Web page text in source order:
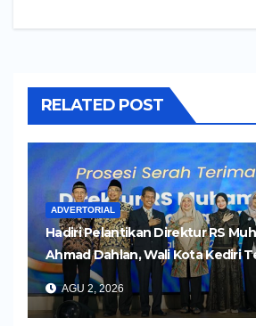
RELATED POST
ADVERTORIAL
Hadiri Pelantikan Direktur RS
Ahmad Dahlan, Wali Kota Kediri
Pelayanan Kesehatan yang
AGU 2, 2026